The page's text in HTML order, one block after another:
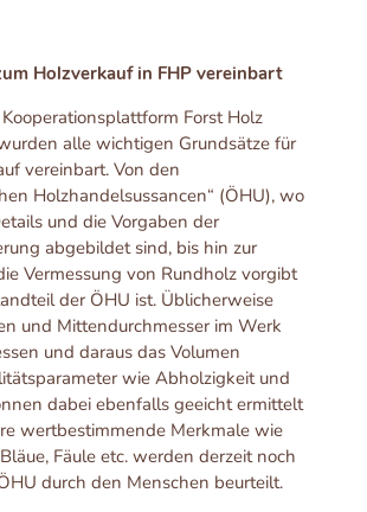
Holzverkauf in FHP vereinbart
Forst Holz
alle wichtigen Grundsätze für
vereinbart. Von den
Holzhandelsussancen“ (ÖHU), wo
und die Vorgaben der
abgebildet sind, bis hin zur
Vermessung von Rundholz vorgibt
der ÖHU ist. Üblicherweise
und Mittendurchmesser im Werk
und daraus das Volumen
wie Abholzigkeit und
dabei ebenfalls geeicht ermittelt
wertbestimmende Merkmale wie
Fäule etc. werden derzeit noch
durch den Menschen beurteilt.